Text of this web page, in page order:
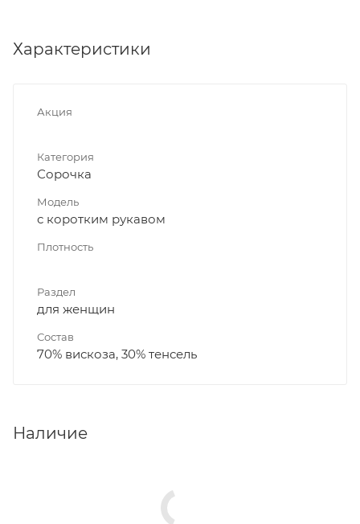
Характеристики
Акция
Категория
Сорочка
Модель
с коротким рукавом
Плотность
Раздел
для женщин
Состав
70% вискоза, 30% тенсель
Наличие